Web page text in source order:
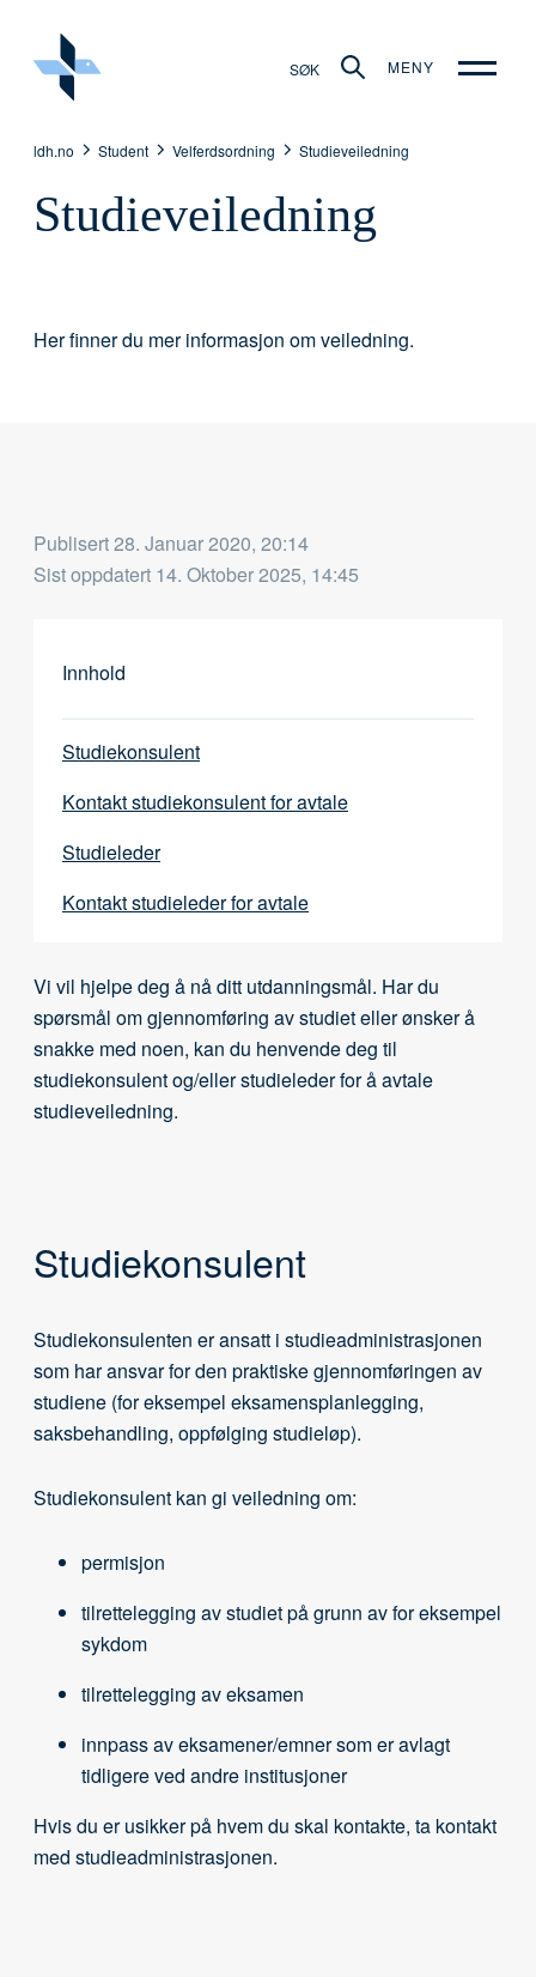
SØK MENY
ldh.no Student Velferdsordning Studieveiledning
Studieveiledning
Her finner du mer informasjon om veiledning.
Publisert28. Januar 2020, 20:14
Sist oppdatert 14. Oktober 2025, 14:45
Innhold
Studiekonsulent
Kontakt studiekonsulent for avtale
Studieleder
Kontakt studieleder for avtale
Vi vil hjelpe deg å nå ditt utdanningsmål. Har du
spørsmål om gjennomføring av studiet eller ønsker å
snakke med noen, kan du henvende deg til
studiekonsulent og/eller studieleder for å avtale
studieveiledning.
Studiekonsulent
Studiekonsulenten er ansatt i studieadministrasjonen
som har ansvar for den praktiske gjennomføringen av
studiene (for eksempel eksamensplanlegging,
saksbehandling, oppfølging studieløp).
Studiekonsulent kan gi veiledning om:
permisjon
tilrettelegging av studiet på grunn av for eksempel
sykdom
tilrettelegging av eksamen
innpass av eksamener/emner som er avlagt
tidligere ved andre institusjoner
Hvis du er usikker på hvem du skal kontakte, ta kontakt
med studieadministrasjonen.